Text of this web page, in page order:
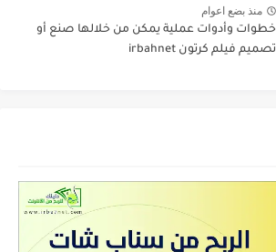
منذ بضع اعوام
خطوات وأدوات عملية يمكن من خلالها صنع أو
تصميم فيلم كرتون irbahnet